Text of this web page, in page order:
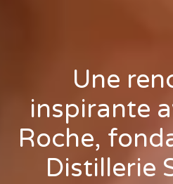
Une
inspirante
Roche,
Distillerie